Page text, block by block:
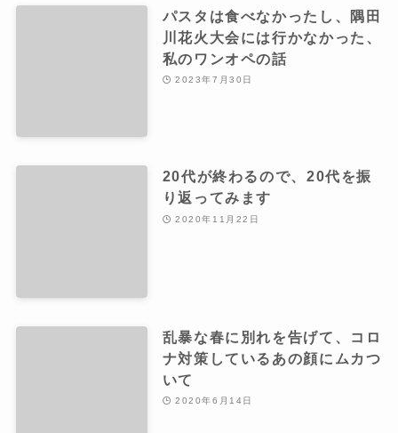
パスタは食べなかったし、隅田
川花火大会には行かなかった、
私のワンオペの話
2023年7月30日
20代が終わるので、20代を振
り返ってみます
2020年11月22日
乱暴な春に別れを告げて、コロ
ナ対策しているあの顔にムカつ
いて
2020年6月14日